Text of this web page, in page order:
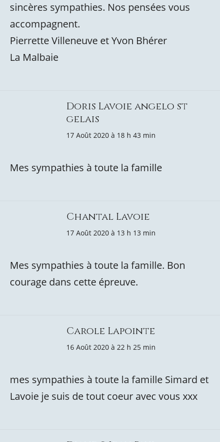
sincères sympathies. Nos pensées vous
accompagnent.
Pierrette Villeneuve et Yvon Bhérer
La Malbaie
Doris Lavoie angelo st
gelais
17 Août 2020 à 18 h 43 min
Mes sympathies à toute la famille
Chantal Lavoie
17 Août 2020 à 13 h 13 min
Mes sympathies à toute la famille. Bon
courage dans cette épreuve.
Carole Lapointe
16 Août 2020 à 22 h 25 min
mes sympathies à toute la famille Simard et
Lavoie je suis de tout coeur avec vous xxx